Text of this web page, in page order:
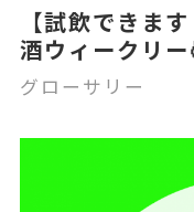
【試飲できま
酒ウィークリー
グローサリー